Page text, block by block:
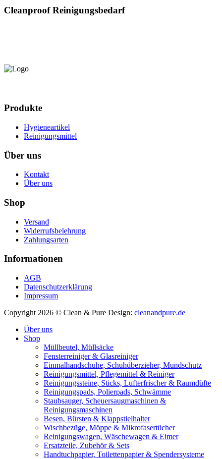
Cleanproof Reinigungsbedarf
Produkte
Hygieneartikel
Reinigungsmittel
Über uns
Kontakt
Über uns
Shop
Versand
Widerrufsbelehrung
Zahlungsarten
Informationen
AGB
Datenschutzerklärung
Impressum
Copyright 2026 © Clean & Pure Design: cleanandpure.de
Über uns
Shop
Müllbeutel, Müllsäcke
Fensterreiniger & Glasreiniger
Einmalhandschuhe, Schuhüberzieher, Mundschutz
Reinigungsmittel, Pflegemittel & Reiniger
Reinigungssteine, Sticks, Lufterfrischer & Raumdüfte
Reinigungspads, Polierpads, Schwämme
Staubsauger, Scheuersaugmaschinen &
Reinigungsmaschinen
Besen, Bürsten & Klappstielhalter
Wischbezüge, Möppe & Mikrofasertücher
Reinigungswagen, Wäschewagen & Eimer
Ersatzteile, Zubehör & Sets
Handtuchpapier, Toilettenpapier & Spendersysteme